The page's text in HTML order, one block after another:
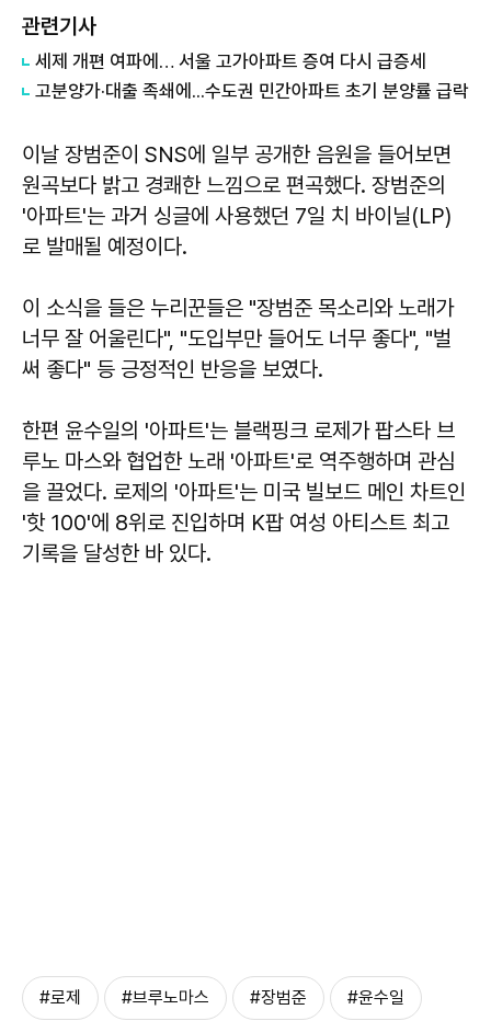
관련기사
세제 개편 여파에… 서울 고가아파트 증여 다시 급증세
고분양가·대출 족쇄에...수도권 민간아파트 초기 분양률 급락
이날 장범준이 SNS에 일부 공개한 음원을 들어보면
원곡보다 밝고 경쾌한 느낌으로 편곡했다. 장범준의
'아파트'는 과거 싱글에 사용했던 7일 치 바이닐(LP)
로 발매될 예정이다.
이 소식을 들은 누리꾼들은 "장범준 목소리와 노래가
너무 잘 어울린다", "도입부만 들어도 너무 좋다", "벌
써 좋다" 등 긍정적인 반응을 보였다.
한편 윤수일의 '아파트'는 블랙핑크 로제가 팝스타 브
루노 마스와 협업한 노래 '아파트'로 역주행하며 관심
을 끌었다. 로제의 '아파트'는 미국 빌보드 메인 차트인
'핫 100'에 8위로 진입하며 K팝 여성 아티스트 최고
기록을 달성한 바 있다.
#로제 #브루노마스 #장범준 #윤수일